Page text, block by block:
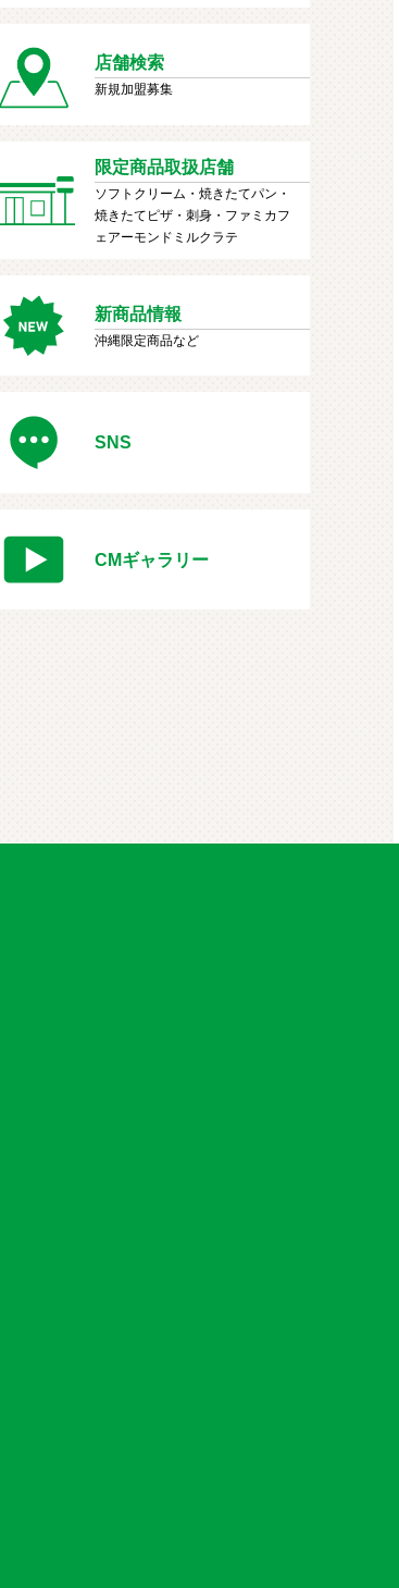
店舗検索
新規加盟募集
限定商品取扱店舗
ソフトクリーム・焼きたてパン・
焼きたてピザ・刺身・ファミカフ
ェアーモンドミルクラテ
新商品情報
沖縄限定商品など
SNS
CMギャラリー